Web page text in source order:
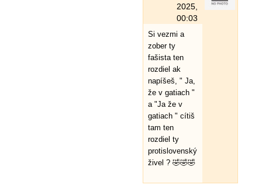
2025,
00:03
Si vezmi a
zober ty
fašista ten
rozdiel ak
napíšeš, " Ja,
že v gatiach "
a "Ja že v
gatiach " cítiš
tam ten
rozdiel ty
protislovenský
živel ? 🤣🤣🤣